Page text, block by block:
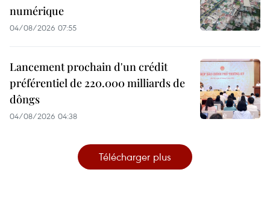
numérique
04/08/2026 07:55
Lancement prochain d'un crédit
préférentiel de 220.000 milliards de
dôngs
04/08/2026 04:38
Télécharger plus